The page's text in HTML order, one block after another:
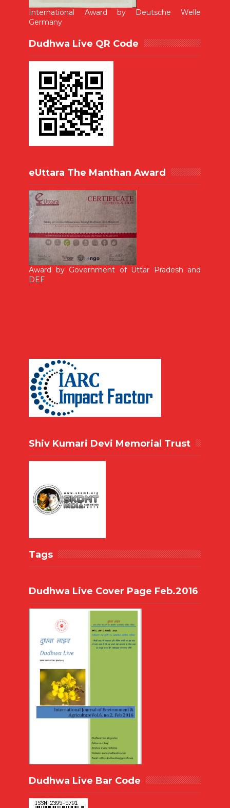
International Award by Deutsche Welle
Germany
Dudhwa Live QR Code
eUttara The Manthan Award
Award by Government of Uttar Pradesh and
DEF
Shiv Kumari Devi Memorial Trust
Tags
Dudhwa Live Cover Page Feb.2016
Dudhwa Live Bar Code